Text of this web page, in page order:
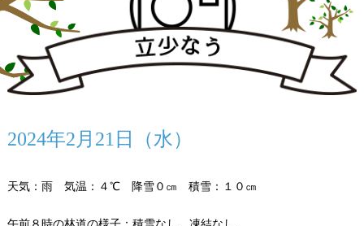
2024年2月21日（水）
天気：雨 気温：４℃ 降雪０㎝ 積雪：１０㎝